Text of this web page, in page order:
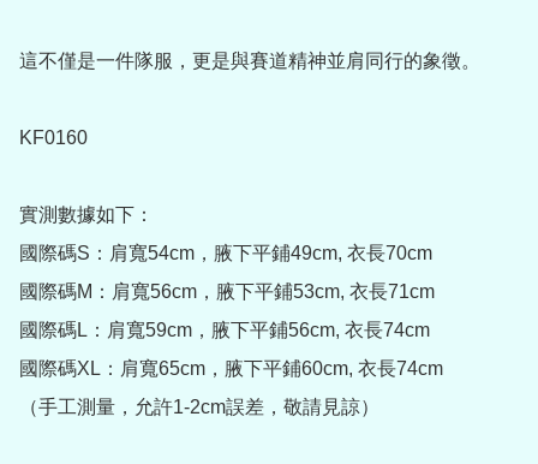
這不僅是一件隊服，更是與賽道精神並肩同行的象徵。
KF0160
實測數據如下：
國際碼S：肩寬54cm，腋下平鋪49cm, 衣長70cm
國際碼M：肩寬56cm，腋下平鋪53cm, 衣長71cm
國際碼L：肩寬59cm，腋下平鋪56cm, 衣長74cm
國際碼XL：肩寬65cm，腋下平鋪60cm, 衣長74cm
（手工測量，允許1-2cm誤差，敬請見諒）